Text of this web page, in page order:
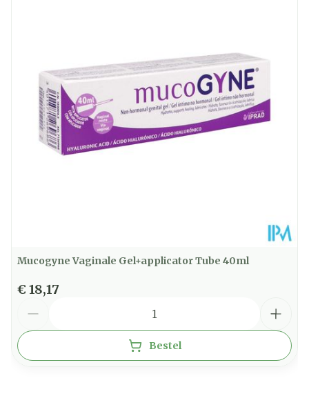
Hoeveelheid
Verpakking
30
Behoud
Kamertemperatuur (15°C -
25°C)
Mucogyne Vaginale Gel+applicator Tube 40ml
€ 18,17
Bestel